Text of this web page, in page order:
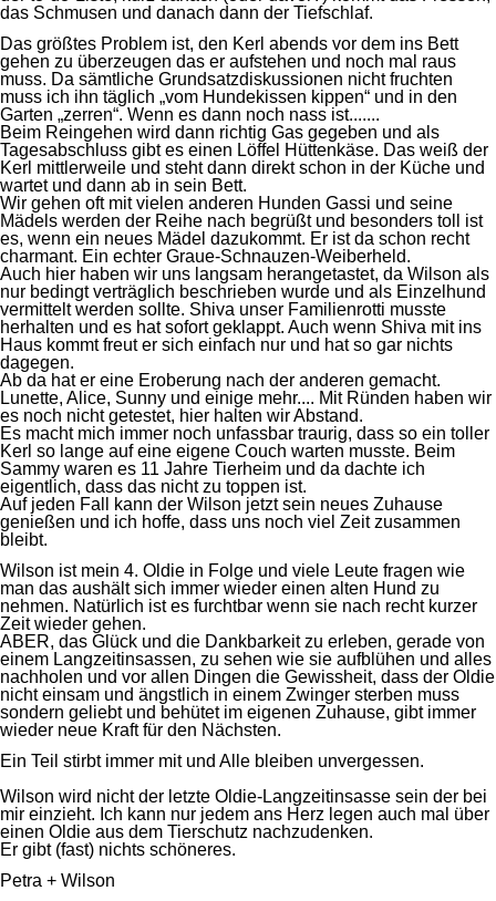
das Schmusen und danach dann der Tiefschlaf.
Das größtes Problem ist, den Kerl abends vor dem ins Bett
gehen zu überzeugen das er aufstehen und noch mal raus
muss. Da sämtliche Grundsatzdiskussionen nicht fruchten
muss ich ihn täglich „vom Hundekissen kippen“ und in den
Garten „zerren“. Wenn es dann noch nass ist.......
Beim Reingehen wird dann richtig Gas gegeben und als
Tagesabschluss gibt es einen Löffel Hüttenkäse. Das weiß der
Kerl mittlerweile und steht dann direkt schon in der Küche und
wartet und dann ab in sein Bett.
Wir gehen oft mit vielen anderen Hunden Gassi und seine
Mädels werden der Reihe nach begrüßt und besonders toll ist
es, wenn ein neues Mädel dazukommt. Er ist da schon recht
charmant. Ein echter Graue-Schnauzen-Weiberheld.
Auch hier haben wir uns langsam herangetastet, da Wilson als
nur bedingt verträglich beschrieben wurde und als Einzelhund
vermittelt werden sollte. Shiva unser Familienrotti musste
herhalten und es hat sofort geklappt. Auch wenn Shiva mit ins
Haus kommt freut er sich einfach nur und hat so gar nichts
dagegen.
Ab da hat er eine Eroberung nach der anderen gemacht.
Lunette, Alice, Sunny und einige mehr.... Mit Ründen haben wir
es noch nicht getestet, hier halten wir Abstand.
Es macht mich immer noch unfassbar traurig, dass so ein toller
Kerl so lange auf eine eigene Couch warten musste. Beim
Sammy waren es 11 Jahre Tierheim und da dachte ich
eigentlich, dass das nicht zu toppen ist.
Auf jeden Fall kann der Wilson jetzt sein neues Zuhause
genießen und ich hoffe, dass uns noch viel Zeit zusammen
bleibt.
Wilson ist mein 4. Oldie in Folge und viele Leute fragen wie
man das aushält sich immer wieder einen alten Hund zu
nehmen. Natürlich ist es furchtbar wenn sie nach recht kurzer
Zeit wieder gehen.
ABER, das Glück und die Dankbarkeit zu erleben, gerade von
einem Langzeitinsassen, zu sehen wie sie aufblühen und alles
nachholen und vor allen Dingen die Gewissheit, dass der Oldie
nicht einsam und ängstlich in einem Zwinger sterben muss
sondern geliebt und behütet im eigenen Zuhause, gibt immer
wieder neue Kraft für den Nächsten.
Ein Teil stirbt immer mit und Alle bleiben unvergessen.
Wilson wird nicht der letzte Oldie-Langzeitinsasse sein der bei
mir einzieht. Ich kann nur jedem ans Herz legen auch mal über
einen Oldie aus dem Tierschutz nachzudenken.
Er gibt (fast) nichts schöneres.
Petra + Wilson